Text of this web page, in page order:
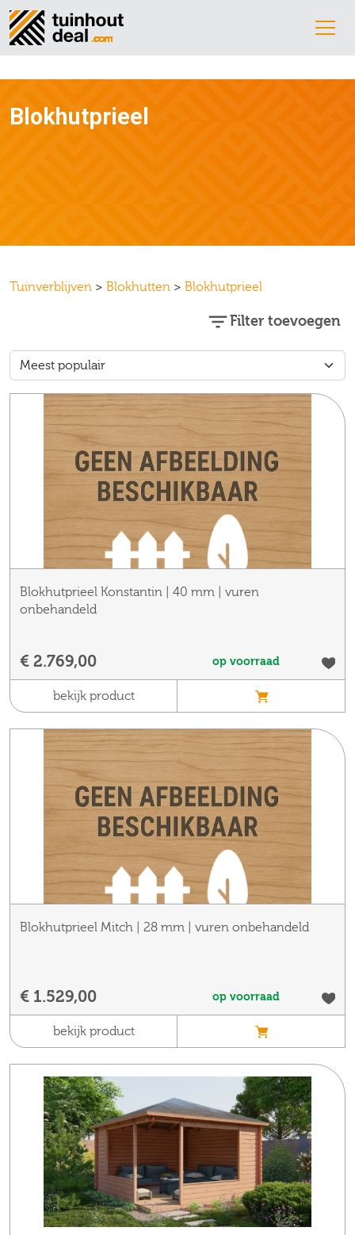
Blokhutprieel
Tuinverblijven > Blokhutten > Blokhutprieel
Filter toevoegen
Blokhutprieel Konstantin | 40 mm | vuren
onbehandeld
€ 2.769,00 op voorraad
bekijk product
Blokhutprieel Mitch | 28 mm | vuren onbehandeld
€ 1.529,00 op voorraad
bekijk product